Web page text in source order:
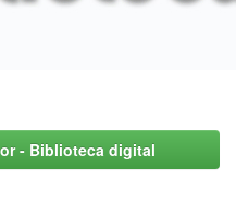
- Biblioteca digital